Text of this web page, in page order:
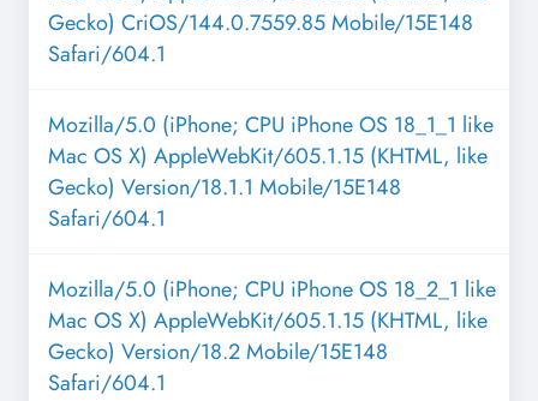
Gecko) CriOS/144.0.7559.85 Mobile/15E148
Safari/604.1
Mozilla/5.0 (iPhone; CPU iPhone OS 18_1_1 like
Mac OS X) AppleWebKit/605.1.15 (KHTML, like
Gecko) Version/18.1.1 Mobile/15E148
Safari/604.1
Mozilla/5.0 (iPhone; CPU iPhone OS 18_2_1 like
Mac OS X) AppleWebKit/605.1.15 (KHTML, like
Gecko) Version/18.2 Mobile/15E148
Safari/604.1